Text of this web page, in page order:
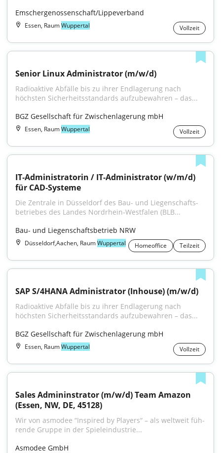
Emschergenossenschaft/Lippeverband
Essen, RaumWuppertal Vollzeit
Senior Linux Administrator (m/w/d)
Radioaktive Abfälle bis zu ihrer Endlagerung nach
höchsten Sicherheitsstandards aufzubewahren – das...
BGZ Gesellschaft für Zwischenlagerung mbH
Essen, RaumWuppertal Vollzeit
IT‑Administratorin / IT‑Administrator (w/m/d)
für CAD‑Systeme
Die Zentrale in Düsseldorf des Bau- und Liegenschafts­
betriebes des Landes Nordrhein‑Westfalen (BLB...
Bau- und Liegenschaftsbetrieb NRW
Düsseldorf,Aachen, RaumWuppertal Homeoffice Teilzeit
SAP S/4HANA Administrator (Inhouse) (m/w/d)
Radioaktive Abfälle bis zu ihrer Endlagerung nach
höchsten Sicherheitsstandards aufzubewahren – das...
BGZ Gesellschaft für Zwischenlagerung mbH
Essen, RaumWuppertal Vollzeit
Sales Admininstrator (m/w/d) Team Amazon
(Essen, NW, DE, 45128)
Wir von asmodee “Inspired by Players“ – als welt­weit füh­
ren­de Grup­pe in der Spie­le­in­dus­trie...
Asmodee GmbH